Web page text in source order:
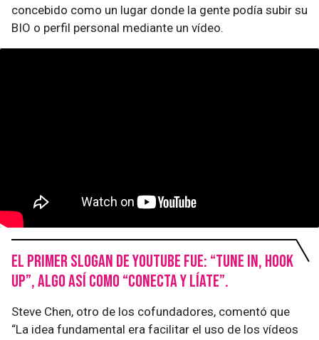
concebido como un lugar donde la gente podía subir su
BIO o perfil personal mediante un vídeo.
El primer slogan de YouTube fue: “Tune in, Hook
Up”, algo así como “Conecta y líate”.
Steve Chen, otro de los cofundadores, comentó que
“La idea fundamental era facilitar el uso de los vídeos